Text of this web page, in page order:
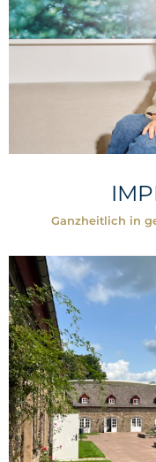
Ganzheitlich in